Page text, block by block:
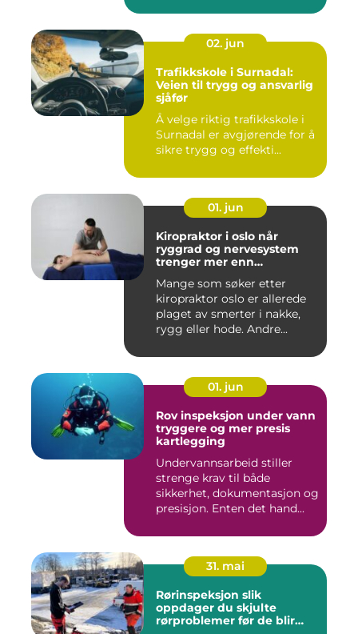
02. jun
Trafikkskole i Surnadal:
Veien til trygg og ansvarlig
sjåfør
Å velge riktig trafikkskole i
Surnadal er avgjørende for å
sikre trygg og effekti...
01. jun
Kiropraktor i oslo når
ryggrad og nervesystem
trenger mer enn
Mange som søker etter
kiropraktor oslo er allerede
plaget av smerter i nakke,
rygg eller hode. Andre...
01. jun
Rov inspeksjon under vann
tryggere og mer presis
kartlegging
Undervannsarbeid stiller
strenge krav til både
sikkerhet, dokumentasjon og
presisjon. Enten det hand...
31. mai
Rørinspeksjon slik
oppdager du skjulte
rørproblemer før de blir